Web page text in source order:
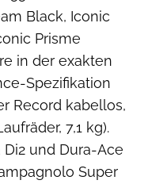
Black, Iconic
Prisme
in der exakten
Spezifikation
Record kabellos,
7,1 kg).
und Dura-Ace
Super